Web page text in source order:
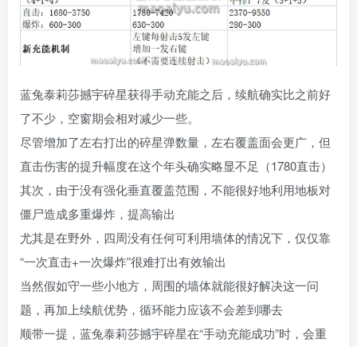
蓝兔泰莉莎撼宇碎星获得手动充能之后，续航确实比之前好
了不少，空窗期会相对减少一些。
尽管增加了左右打出的碎星弹数量，左右覆盖面会更广，但
直击伤害的提升幅度在这个年头确实略显不足（1780直击）
其次，由于没有强化垂直覆盖范围，不能很好地利用地板对
僵尸造成多重爆炸，提高输出
尤其是在野外，四周没有任何可利用墙体的情况下，仅仅靠
“一次直击+一次爆炸”很难打出有效输出
当然假如守一些小地方，周围的墙体就能很好解决这一问
题，再加上续航优势，循环能力应该不会差到哪去
顺带一提，蓝兔泰莉莎撼宇碎星在“手动充能成功”时，会重